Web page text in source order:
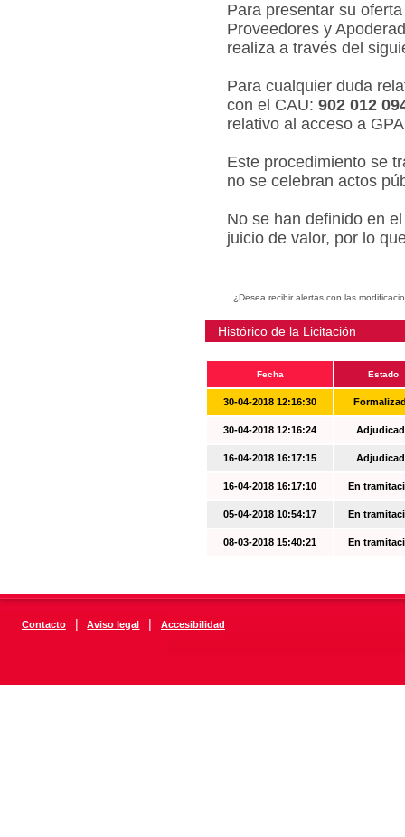
Para presentar su
Proveedores y
realiza a través del
Para cualquier duda
con el CAU: 902 012
relativo al acceso a
Este procedimiento se
no se celebran actos
No se han definido en
juicio de valor, por lo
¿Desea recibir alertas con las
Histórico de la Licitación
Fecha Estado
30-04-2018 12:16:30
30-04-2018 12:16:24
16-04-2018 16:17:15
16-04-2018 16:17:10 En
05-04-2018 10:54:17 En
08-03-2018 15:40:21 En
Contacto | Aviso legal | Accesibilidad